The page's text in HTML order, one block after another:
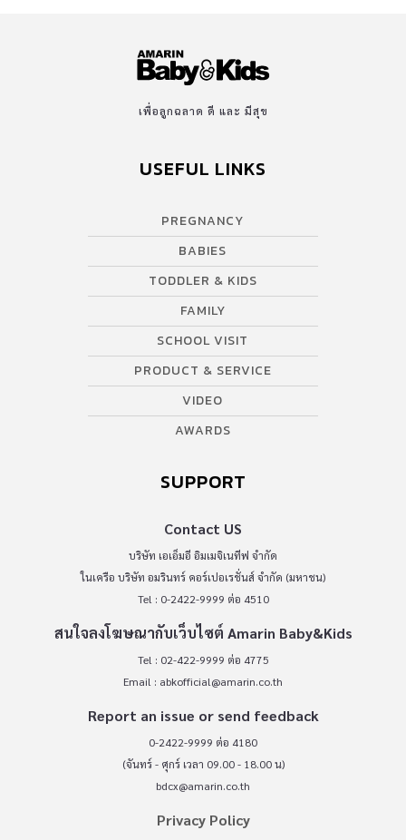
เพื่อลูกฉลาด ดี และ มีสุข
USEFUL LINKS
PREGNANCY
BABIES
TODDLER & KIDS
FAMILY
SCHOOL VISIT
PRODUCT & SERVICE
VIDEO
AWARDS
SUPPORT
Contact US
บริษัท เอเอ็มอี อิมเมจิเนทีฟ จำกัด
ในเครือ บริษัท อมรินทร์ คอร์เปอเรชั่นส์ จำกัด (มหาชน)
Tel : 0-2422-9999 ต่อ 4510
สนใจลงโฆษณากับเว็บไซต์ Amarin Baby&Kids
Tel : 02-422-9999 ต่อ 4775
Email : abkofficial@amarin.co.th
Report an issue or send feedback
0-2422-9999 ต่อ 4180
(จันทร์ - ศุกร์ เวลา 09.00 - 18.00 น)
bdcx@amarin.co.th
Privacy Policy